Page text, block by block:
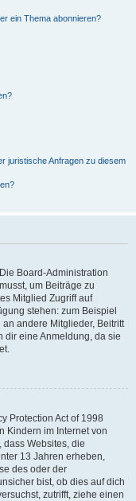
ein Thema abonnieren?
juristische Anfragen zu diesem
Board-Administration
um Beiträge zu
Mitglied Zugriff auf
stehen: zum Beispiel
andere Mitglieder, Beitritt
dir eine Anmeldung, da sie
Protection Act of 1998
Kindern im Internet von
dass Websites, die
13 Jahren erheben,
des oder der
bist, ob dies auf dich
zutrifft, ziehe einen